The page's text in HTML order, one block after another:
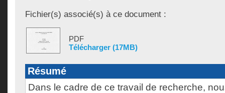
Fichier(s) associé(s) à ce document :
PDF
Télécharger (17MB)
Résumé
Dans le cadre de ce travail de recherche,